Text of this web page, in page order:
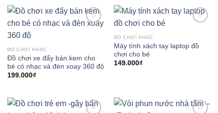
ĐỒ CHƠI KHÁC
Đồ chơi xe đẩy bán kem cho
bé có nhạc và đèn xoay 360 độ
199.000₫
ĐỒ CHƠI KHÁC
Máy tính xách tay laptop đồ
chơi cho bé
149.000₫